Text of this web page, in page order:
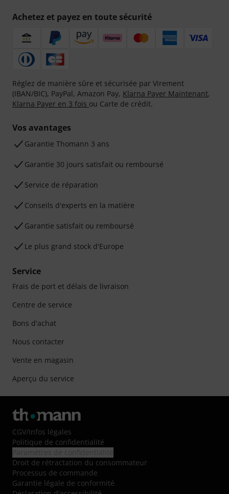
Achetez et payez en toute sécurité
Réglez de manière sûre et sécurisée par Virement
(IBAN/BIC), PayPal, Amazon Pay, Klarna Payer Maintenant,
Klarna Payer en 3 fois ou Carte de crédit.
Vos avantages
Ga­ran­tie Thomann 3 ans
Garantie 30 jours satisfait ou remboursé
Service de réparation
Conseils d'experts en la matière
Garantie satisfait ou remboursé
Le plus grand stock d'Europe
Service
Frais de port et délais de livraison
Centre de service
Bons d'achat
Nous contacter
Vente en magasin
Aperçu du service
CGV/Infos légales
Politique de confidentialité
Droit de rétractation du consommateur
Processus de commande
Garantie légale de conformité